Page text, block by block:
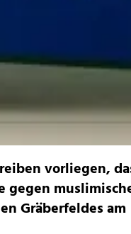
vorliegen,
gegen
Gräberfeldes am